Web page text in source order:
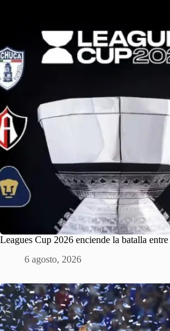
Leagues Cup 2026 enciende la batalla
6 agosto, 2026